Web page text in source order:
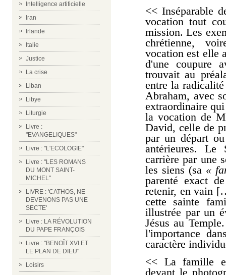
Intelligence artificielle
Iran
Irlande
Italie
Justice
La crise
Liban
Libye
Liturgie
Livre :
"EVANGELIQUES"
Livre : "L'ECOLOGIE"
Livre : "LES ROMANS
DU MONT SAINT-
MICHEL"
LIVRE : 'CATHOS, NE
DEVENONS PAS UNE
SECTE'
Livre : LA RÉVOLUTION
DU PAPE FRANÇOIS
Livre : "BENOÎT XVI ET
LE PLAN DE DIEU"
Loisirs
<< Inséparable
vocation tout
mission. Les
chrétienne,
vocation est elle
d'une coupure
trouvait au
entre la
Abraham, avec
extraordinaire
la vocation de
David, celle de
par un départ
antérieures. Le
carrière par une
les siens (sa «
parenté exact
retenir, en vain
cette sainte
illustrée par un
Jésus au
l'importance
caractère
<< La famille
devant le